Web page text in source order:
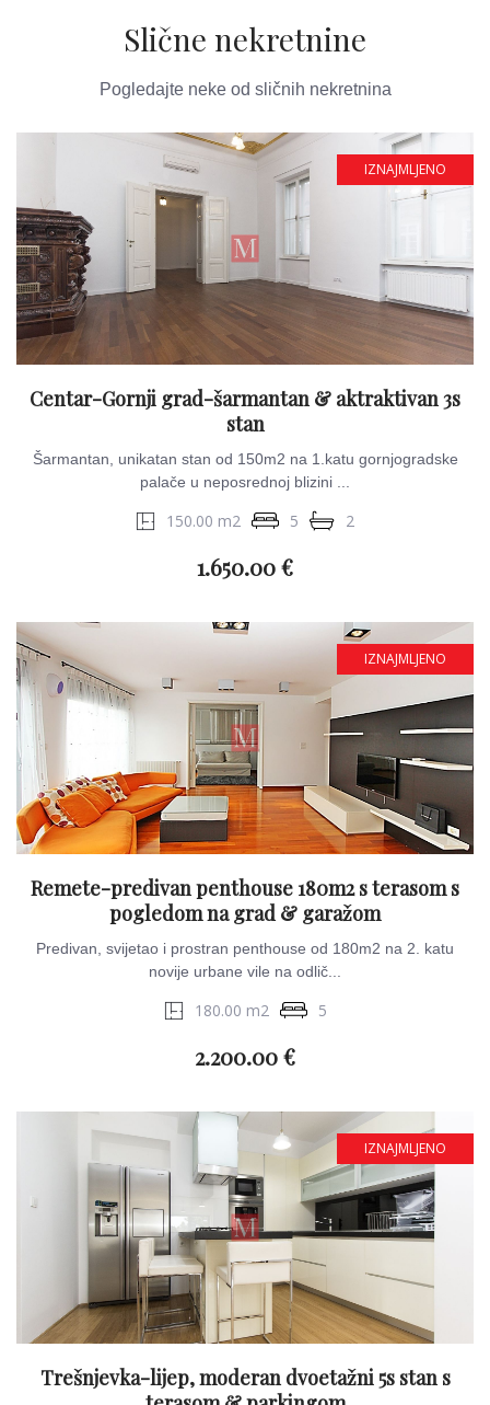
Slične nekretnine
Pogledajte neke od sličnih nekretnina
IZNAJMLJENO
Centar-Gornji grad-šarmantan & aktraktivan 3s
stan
Šarmantan, unikatan stan od 150m2 na 1.katu gornjogradske
palače u neposrednoj blizini ...
150.00 m2 5 2
1.650.00 €
IZNAJMLJENO
Remete-predivan penthouse 180m2 s terasom s
pogledom na grad & garažom
Predivan, svijetao i prostran penthouse od 180m2 na 2. katu
novije urbane vile na odlič...
180.00 m2 5
2.200.00 €
IZNAJMLJENO
Trešnjevka-lijep, moderan dvoetažni 5s stan s